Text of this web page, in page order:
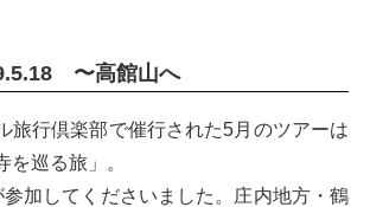
〜高館山へ
旅行倶楽部で催行された5月のツアーは
を巡る旅」。
加してくださいました。庄内地方・鶴